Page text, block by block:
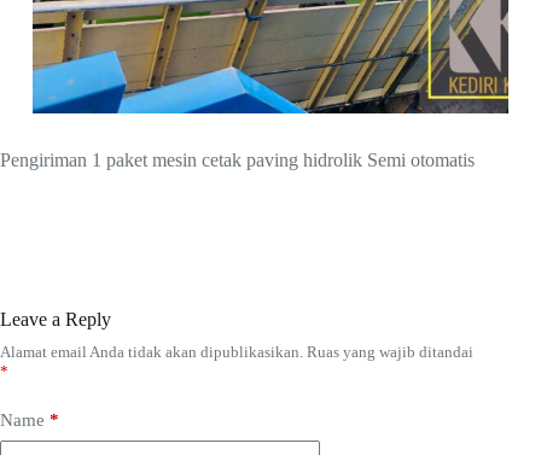
Pengiriman 1 paket mesin cetak paving hidrolik Semi otomatis
Leave a Reply
Alamat email Anda tidak akan dipublikasikan. Ruas yang wajib ditandai
*
Name *